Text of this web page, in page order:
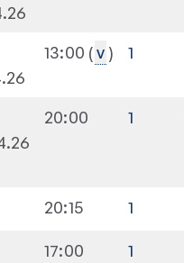
13:00 v 1
20:00 1
20:15 1
17:00 1